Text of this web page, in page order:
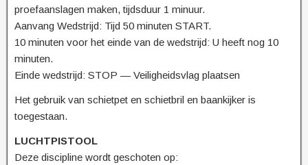
proefaanslagen maken, tijdsduur 1 minuur.
Aanvang Wedstrijd: Tijd 50 minuten START.
10 minuten voor het einde van de wedstrijd: U heeft nog 10
minuten.
Einde wedstrijd: STOP — Veiligheidsvlag plaatsen
Het gebruik van schietpet en schietbril en baankijker is
toegestaan.
LUCHTPISTOOL
Deze discipline wordt geschoten op: